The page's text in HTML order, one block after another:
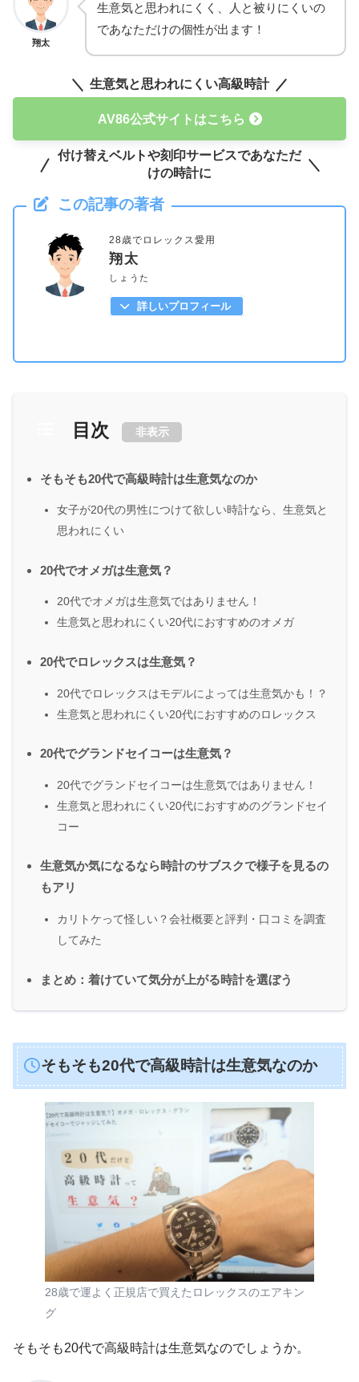
翔太
生意気と思われにくく、人と被りにくいの
であなただけの個性が出ます！
生意気と思われにくい高級時計
AV86公式サイトはこちら
付け替えベルトや刻印サービスであなただ
けの時計に
この記事の著者
28歳でロレックス愛用
翔太
しょうた
詳しいプロフィール
目次 非表示
そもそも20代で高級時計は生意気なのか
女子が20代の男性につけて欲しい時計なら、生意気と
思われにくい
20代でオメガは生意気？
20代でオメガは生意気ではありません！
生意気と思われにくい20代におすすめのオメガ
20代でロレックスは生意気？
20代でロレックスはモデルによっては生意気かも！？
生意気と思われにくい20代におすすめのロレックス
20代でグランドセイコーは生意気？
20代でグランドセイコーは生意気ではありません！
生意気と思われにくい20代におすすめのグランドセイ
コー
生意気か気になるなら時計のサブスクで様子を見るの
もアリ
カリトケって怪しい？会社概要と評判・口コミを調査
してみた
まとめ：着けていて気分が上がる時計を選ぼう
そもそも20代で高級時計は生意気なのか
28歳で運よく正規店で買えたロレックスのエアキン
グ
そもそも20代で高級時計は生意気なのでしょうか。